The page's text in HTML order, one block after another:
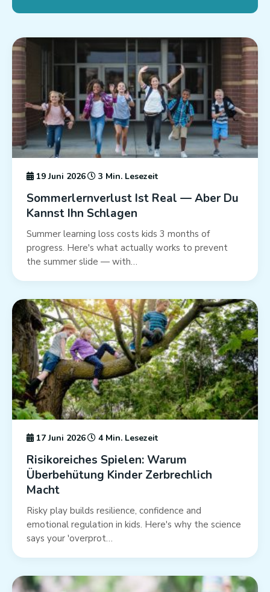
19 Juni 2026 3 Min. Lesezeit
Sommerlernverlust Ist Real — Aber Du
Kannst Ihn Schlagen
Summer learning loss costs kids 3 months of
progress. Here's what actually works to prevent
the summer slide — with…
17 Juni 2026 4 Min. Lesezeit
Risikoreiches Spielen: Warum
Überbehütung Kinder Zerbrechlich
Macht
Risky play builds resilience, confidence and
emotional regulation in kids. Here's why the science
says your 'overprot…